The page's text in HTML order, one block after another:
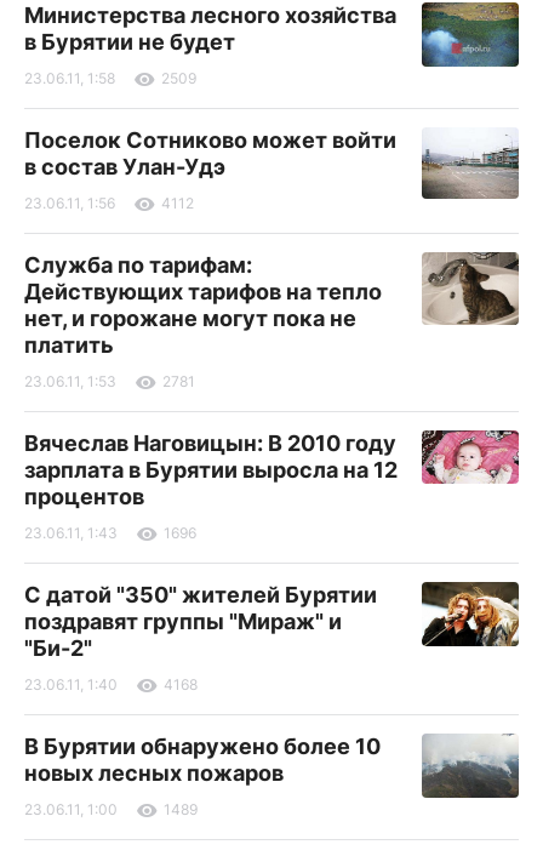
Министерства лесного хозяйства
в Бурятии не будет
23.06.11, 1:58 2509
Поселок Сотниково может войти
в состав Улан-Удэ
23.06.11, 1:56 4112
Служба по тарифам:
Действующих тарифов на тепло
нет, и горожане могут пока не
платить
23.06.11, 1:53 2781
Вячеслав Наговицын: В 2010 году
зарплата в Бурятии выросла на 12
процентов
23.06.11, 1:43 1696
С датой "350" жителей Бурятии
поздравят группы "Мираж" и
"Би-2"
23.06.11, 1:40 4168
В Бурятии обнаружено более 10
новых лесных пожаров
23.06.11, 1:00 1489